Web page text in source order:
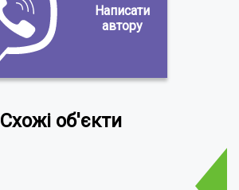
Написати
автору
Схожі об'єкти